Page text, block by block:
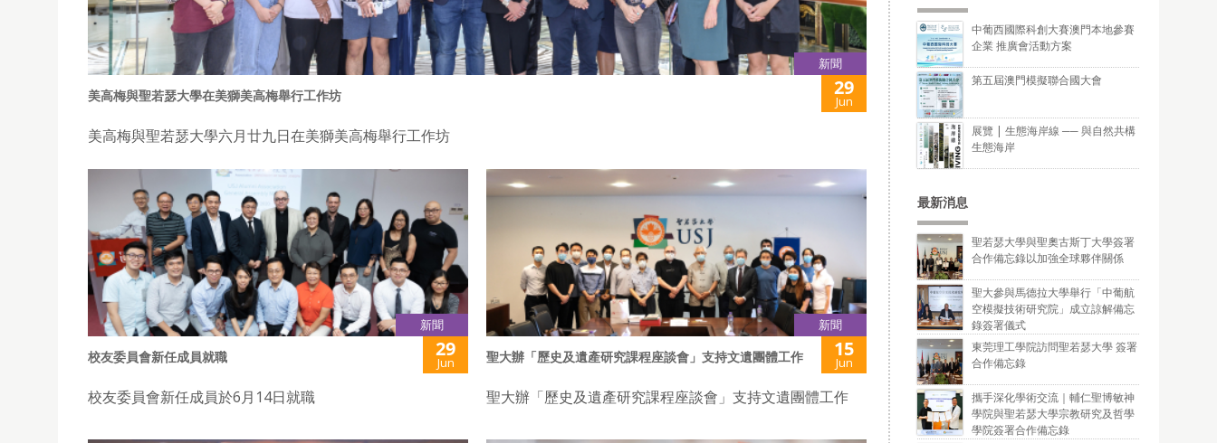
新聞
美高梅與聖若瑟大學在美獅美高梅舉行工作坊 29
Jun
美高梅與聖若瑟大學六月廿九日在美獅美高梅舉行工作坊
新聞
校友委員會新任成員就職 29
Jun
校友委員會新任成員於6月14日就職
新聞
聖大辦「歷史及遺產研究課程座談會」支持文遺團體工作 15
Jun
聖大辦「歷史及遺產研究課程座談會」支持文遺團體工作
中葡西國際科創大賽澳門本地參賽
企業 推廣會活動方案
第五屆澳門模擬聯合國大會
展覽 | 生態海岸線 ── 與自然共構
生態海岸
最新消息
聖若瑟大學與聖奧古斯丁大學簽署
合作備忘錄以加強全球夥伴關係
聖大參與馬德拉大學舉行「中葡航
空模擬技術研究院」成立諒解備忘
錄簽署儀式
東莞理工學院訪問聖若瑟大學 簽署
合作備忘錄
攜手深化學術交流｜輔仁聖博敏神
學院與聖若瑟大學宗教研究及哲學
學院簽署合作備忘錄